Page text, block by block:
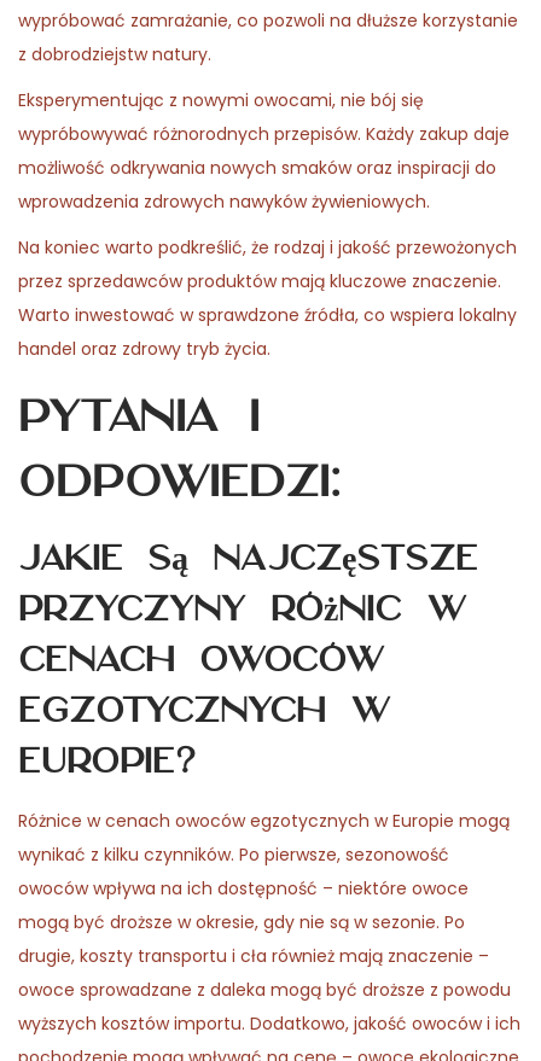
wypróbować zamrażanie, co pozwoli na dłuższe korzystanie
z dobrodziejstw natury.
Eksperymentując z nowymi owocami, nie bój się
wypróbowywać różnorodnych przepisów. Każdy zakup daje
możliwość odkrywania nowych smaków oraz inspiracji do
wprowadzenia zdrowych nawyków żywieniowych.
Na koniec warto podkreślić, że rodzaj i jakość przewożonych
przez sprzedawców produktów mają kluczowe znaczenie.
Warto inwestować w sprawdzone źródła, co wspiera lokalny
handel oraz zdrowy tryb życia.
Pytania i
odpowiedzi:
Jakie są najczęstsze
przyczyny różnic w
cenach owoców
egzotycznych w
Europie?
Różnice w cenach owoców egzotycznych w Europie mogą
wynikać z kilku czynników. Po pierwsze, sezonowość
owoców wpływa na ich dostępność – niektóre owoce
mogą być droższe w okresie, gdy nie są w sezonie. Po
drugie, koszty transportu i cła również mają znaczenie –
owoce sprowadzane z daleka mogą być droższe z powodu
wyższych kosztów importu. Dodatkowo, jakość owoców i ich